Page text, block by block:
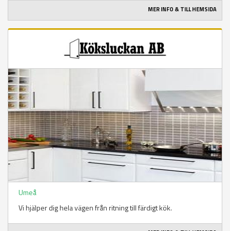
MER INFO & TILL HEMSIDA
Umeå
Vi hjälper dig hela vägen från ritning till färdigt kök.